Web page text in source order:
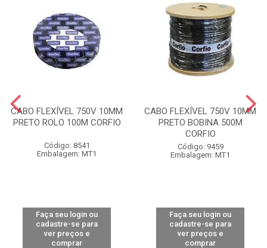
CABO FLEXÍVEL 750V 10MM
PRETO ROLO 100M CORFIO
Código: 8541
Embalagem: MT1
Faça seu login ou
cadastre-se para
ver preços e
comprar
CABO FLEXÍVEL 750V 10MM
PRETO BOBINA 500M
CORFIO
Código: 9459
Embalagem: MT1
Faça seu login ou
cadastre-se para
ver preços e
comprar